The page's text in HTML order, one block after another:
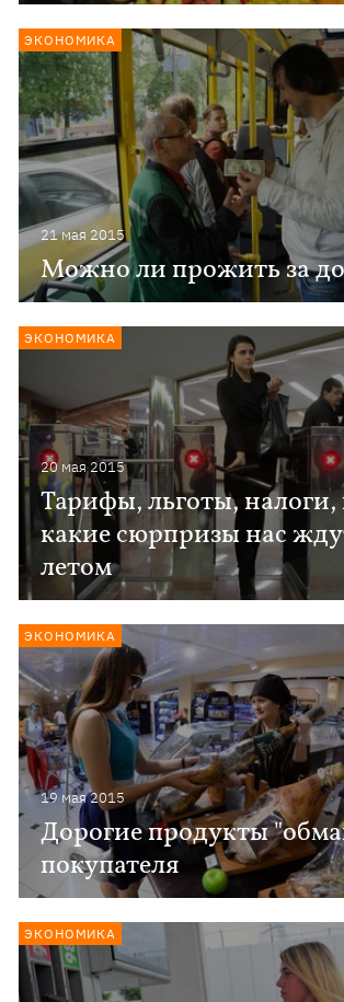
21 мая 2015
Можно ли прожить за
ЭКОНОМИКА
20 мая 2015
Тарифы, льготы,
какие сюрпризы нас
летом
ЭКОНОМИКА
19 мая 2015
Дорогие продукты
покупателя
ЭКОНОМИКА
ЭКОНОМИКА